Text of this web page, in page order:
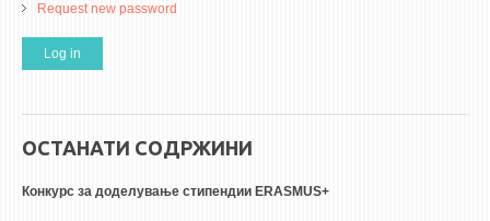
Request new password
ОСТАНАТИ СОДРЖИНИ
Конкурс за доделување стипендии ERASMUS+